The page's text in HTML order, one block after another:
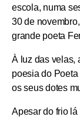
escola, numa
30 de
grande poeta
À luz das velas,
poesia do Poeta
os seus dotes
Apesar do frio